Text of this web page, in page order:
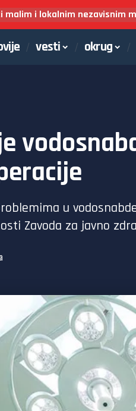
i lokalnim nezavisnim
vesti okrug
u
Zavoda za javno